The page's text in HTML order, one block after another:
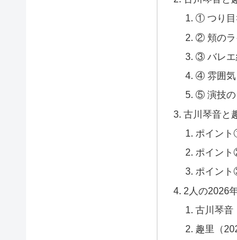
① つり目
② 頬のラ
③ バレエ
④ 雰囲気
⑤ 演技の
古川琴音と
ポイン
ポイン
ポイン
2人の2026
古川琴音
趣里（